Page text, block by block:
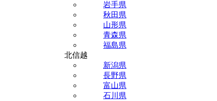
岩手県
秋田県
山形県
青森県
福島県
北信越
新潟県
長野県
富山県
石川県